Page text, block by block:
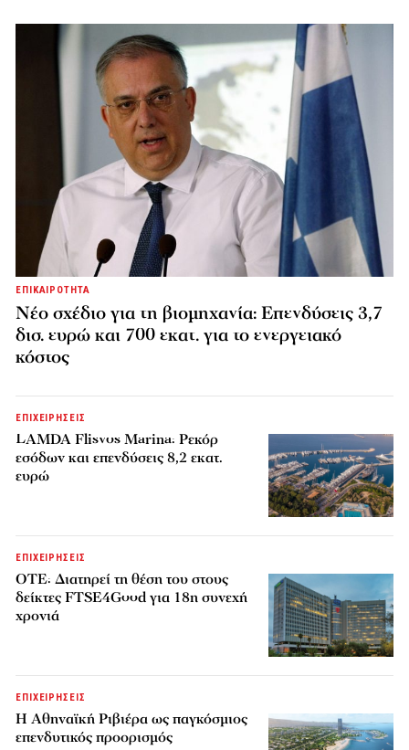
ΕΠΙΚΑΙΡΟΤΗΤΑ
Νέο σχέδιο για τη βιομηχανία: Επενδύσεις 3,7
δισ. ευρώ και 700 εκατ. για το ενεργειακό
κόστος
ΕΠΙΧΕΙΡΗΣΕΙΣ
LAMDA Flisvos Marina: Ρεκόρ
εσόδων και επενδύσεις 8,2 εκατ.
ευρώ
ΕΠΙΧΕΙΡΗΣΕΙΣ
ΟΤΕ: Διατηρεί τη θέση του στους
δείκτες FTSE4Good για 18η συνεχή
χρονιά
ΕΠΙΧΕΙΡΗΣΕΙΣ
Η Αθηναϊκή Ριβιέρα ως παγκόσμιος
επενδυτικός προορισμός